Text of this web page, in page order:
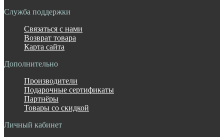
Служба поддержки
Связаться с нами
Возврат товара
Карта сайта
Дополнительно
Производители
Подарочные сертификаты
Партнёры
Товары со скидкой
Личный кабинет